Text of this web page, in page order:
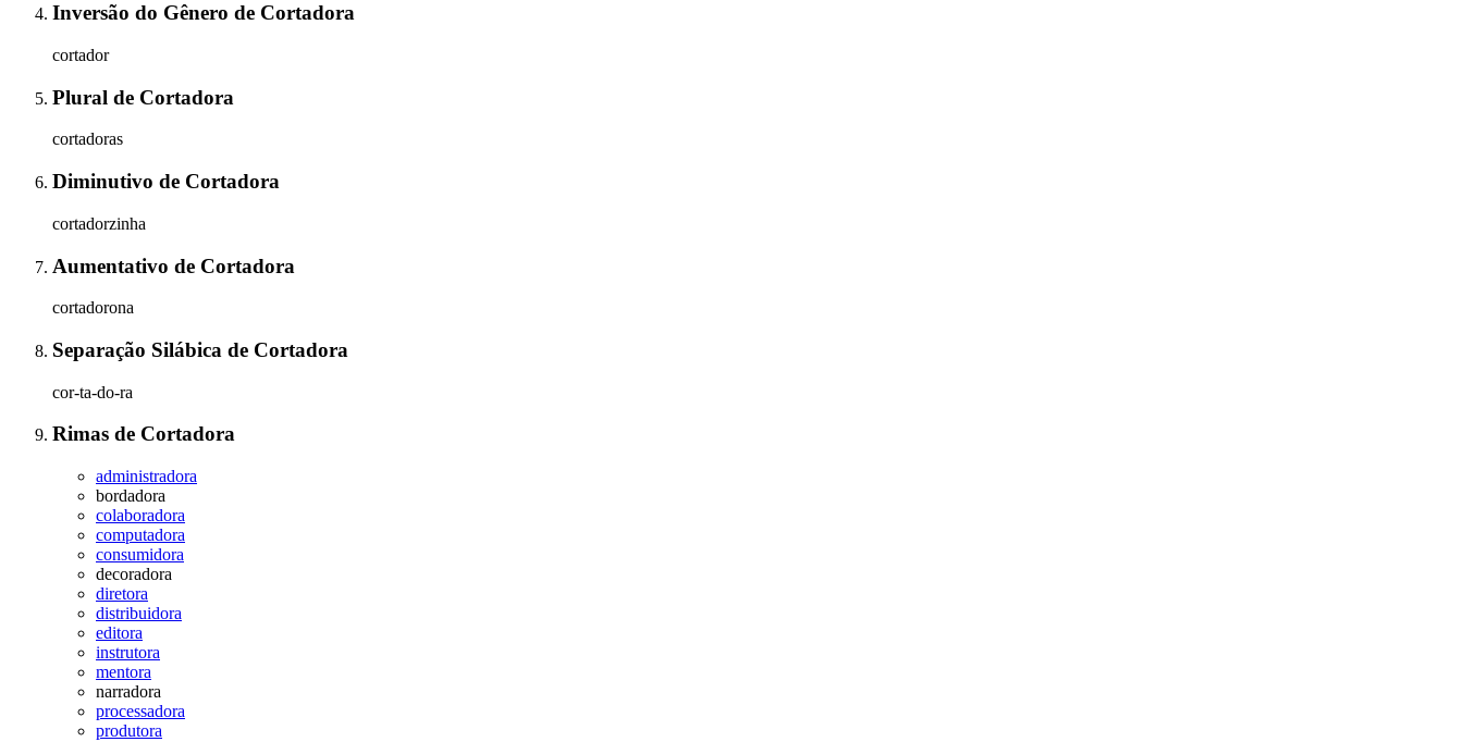
Inversão do Gênero de Cortadora
cortador
Plural de Cortadora
cortadoras
Diminutivo de Cortadora
cortadorzinha
Aumentativo de Cortadora
cortadorona
Separação Silábica de Cortadora
cor-ta-do-ra
Rimas de Cortadora
administradora
bordadora
colaboradora
computadora
consumidora
decoradora
diretora
distribuidora
editora
instrutora
mentora
narradora
processadora
produtora